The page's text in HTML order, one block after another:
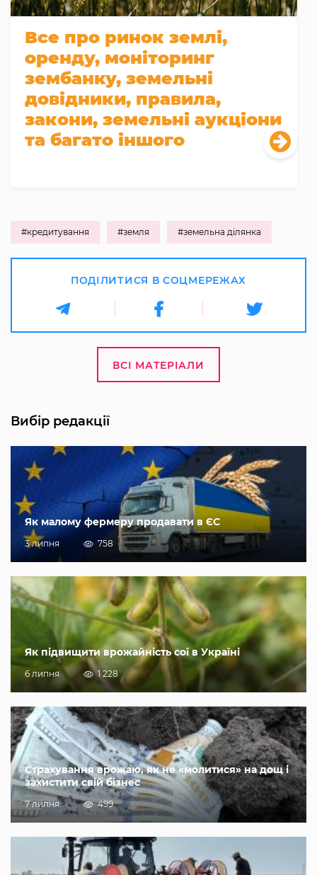
Все про ринок землі,
оренду, моніторинг
зембанку, земельні
довідники, правила,
закони, земельні аукціони
та багато іншого
#кредитування #земля #земельна ділянка
ПОДІЛИТИСЯ В СОЦМЕРЕЖАХ
ВСІ МАТЕРІАЛИ
Вибір редакції
Як малому фермеру продавати в ЄС
3 липня 758
Як підвищити врожайність сої в Україні
6 липня 1 228
Страхування врожаю, як не «молитися» на дощ і
захистити свій бізнес
7 липня 499